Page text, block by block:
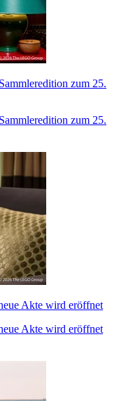
zum 25.
zum 25.
Akte wird eröffnet
Akte wird eröffnet